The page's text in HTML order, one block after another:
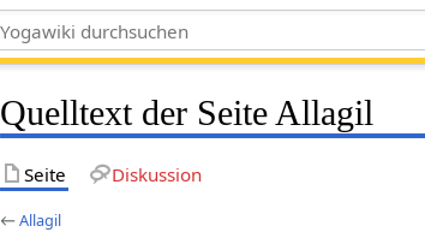
Quelltext der Seite Allagil
Seite Diskussion
←Allagil